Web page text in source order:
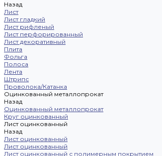
Назад
Лист
Лист гладкий
Лист рифленый
Лист перфорированный
Лист декоративный
Плита
Фольга
Полоса
Лента
Штрипс
Проволока/Катанка
Оцинкованный металлопрокат
Назад
Оцинкованный металлопрокат
Круг оцинкованный
Лист оцинкованный
Назад
Лист оцинкованный
Лист оцинкованный
Лист оцинкованный с полимерным покрытием